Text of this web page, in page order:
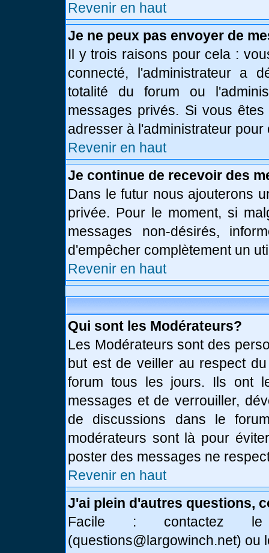
Revenir en haut
Je ne peux pas envoyer de
Il y trois raisons pour cela :
connecté, l'administrateur a
totalité du forum ou
messages privés. Si vous
adresser à l'administrateur
Revenir en haut
Je continue de recevoir des
Dans le futur nous ajouterons
privée. Pour le moment, si
messages non-désirés,
d'empêcher complètement un
Revenir en haut
Qui sont les Modérateurs?
Les Modérateurs sont des
but est de veiller au respect
forum tous les jours. Ils ont
messages et de verrouiller,
de discussions dans le
modérateurs sont là pour
poster des messages ne
Revenir en haut
J'ai plein d'autres questions,
Facile : contactez
(questions@largowinch.net) ou